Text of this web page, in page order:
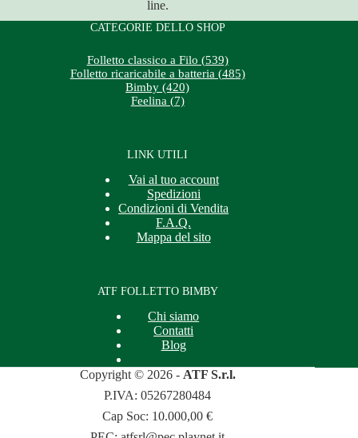
line.
CATEGORIE DELLO SHOP
Folletto classico a Filo (539)
Folletto ricaricabile a batteria (485)
Bimby (420)
Feelina (7)
LINK UTILI
Vai al tuo account
Spedizioni
Condizioni di Vendita
F.A.Q.
Mappa del sito
ATF FOLLETTO BIMBY
Chi siamo
Contatti
Blog
Copyright © 2026 - ATF S.r.l.
P.IVA: 05267280484
Cap Soc: 10.000,00 €